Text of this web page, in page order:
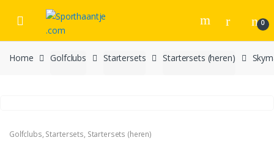
0
Home Golfclubs Startersets Startersets (heren)
Golfclubs, Startersets, Startersets (heren)